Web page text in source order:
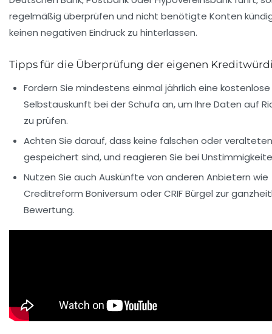
regelmäßig überprüfen und nicht benötigte Konten
keinen negativen Eindruck zu hinterlassen.
Tipps für die Überprüfung der eigenen
Fordern Sie mindestens einmal jährlich eine kostenlose
Selbstauskunft bei der Schufa an, um Ihre Daten auf
zu prüfen.
Achten Sie darauf, dass keine falschen oder
gespeichert sind, und reagieren Sie bei
Nutzen Sie auch Auskünfte von anderen Anbietern wie
Creditreform Boniversum oder CRIF Bürgel zur
Bewertung.